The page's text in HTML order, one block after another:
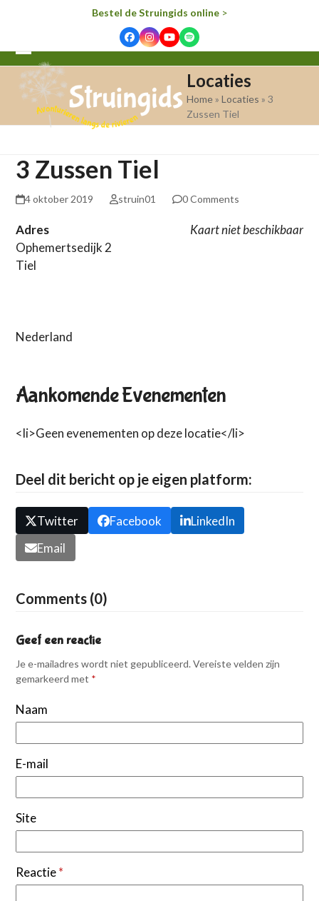
Bestel de Struingids online>
FacebookInstagram
YouTube
Spotify
Open
mobile
menu
Close
mobile
menu
Locaties
Home »Locaties »3
Zussen Tiel
3 Zussen Tiel
4 oktober 2019 struin01 0 Comments
Kaart niet beschikbaar
Adres
Ophemertsedijk 2
Tiel
Nederland
Aankomende Evenementen
<li>Geen evenementen op deze locatie</li>
Deel dit bericht op je eigen platform:
Twitter Facebook
LinkedIn
Email
Comments (0)
Geef een reactie
Je e-mailadres wordt niet gepubliceerd. Vereiste velden zijn
gemarkeerd met *
Naam
E-mail
Site
Reactie*